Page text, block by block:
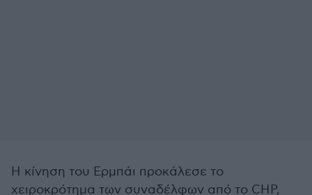
Η κίνηση του Ερμπάι προκάλεσε το
χειροκρότημα των συναδέλφων από το CHP,